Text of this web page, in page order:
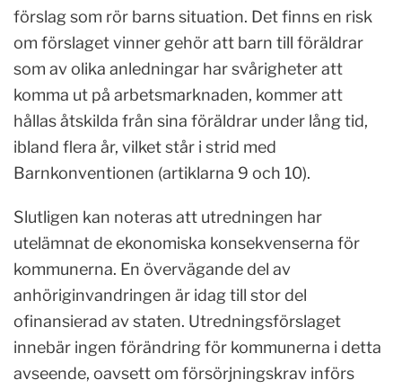
förslag som rör barns situation. Det finns en risk
om förslaget vinner gehör att barn till föräldrar
som av olika anledningar har svårigheter att
komma ut på arbetsmarknaden, kommer att
hållas åtskilda från sina föräldrar under lång tid,
ibland flera år, vilket står i strid med
Barnkonventionen (artiklarna 9 och 10).
Slutligen kan noteras att utredningen har
utelämnat de ekonomiska konsekvenserna för
kommunerna. En övervägande del av
anhöriginvandringen är idag till stor del
ofinansierad av staten. Utredningsförslaget
innebär ingen förändring för kommunerna i detta
avseende, oavsett om försörjningskrav införs